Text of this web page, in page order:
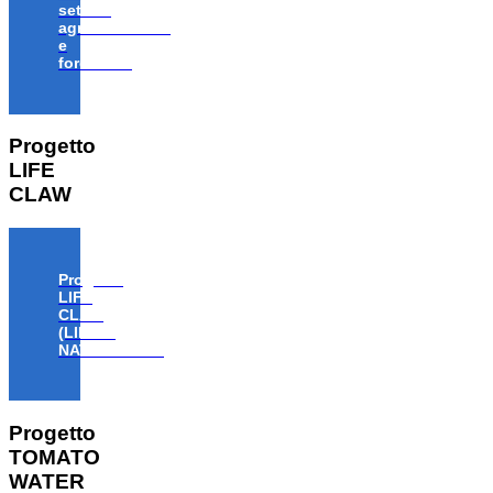
settore
agroalimentare
e
forestale”
Progetto
LIFE
CLAW
Progetto
LIFE
CLAW
(LIFE18
NAT/IT/000806)
Progetto
TOMATO
WATER